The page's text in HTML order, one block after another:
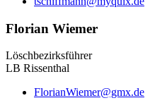
Florian Wiemer
Löschbezirksführer
LB Rissenthal
FlorianWiemer@gmx.de